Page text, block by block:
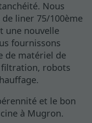
Nous
liner 75/100ème
une nouvelle
fournissons
de matériel de
filtration, robots
et le bon
à Mugron.